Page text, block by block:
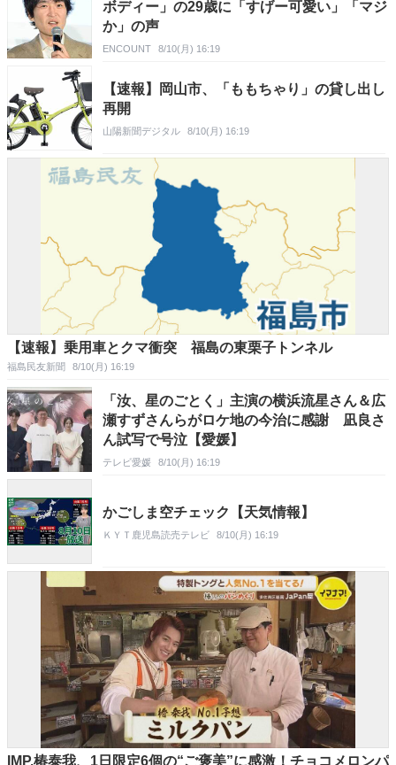
ボディー」の29歳に「すげー可愛い」「マジ
か」の声
ENCOUNT 8/10(月) 16:19
【速報】岡山市、「ももちゃり」の貸し出し
再開
山陽新聞デジタル 8/10(月) 16:19
【速報】乗用車とクマ衝突 福島の東栗子トンネル
福島民友新聞 8/10(月) 16:19
「汝、星のごとく」主演の横浜流星さん＆広
瀬すずさんらがロケ地の今治に感謝 凪良さ
ん試写で号泣【愛媛】
テレビ愛媛 8/10(月) 16:19
かごしま空チェック【天気情報】
ＫＹＴ鹿児島読売テレビ 8/10(月) 16:19
IMP.椿泰我、1日限定6個の“ご褒美”に感激！チョコメロンパ